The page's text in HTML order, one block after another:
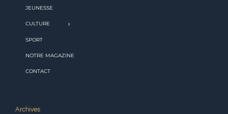
JEUNESSE
CULTURE
SPORT
NOTRE MAGAZINE
CONTACT
Archives